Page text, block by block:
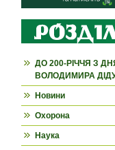
ДО 200-РІЧЧЯ З
ВОЛОДИМИРА
Новини
Охорона
Наука